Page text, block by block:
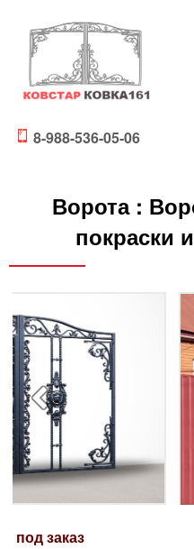
8-988-536-05-06
Ворота :
покраски
под заказ